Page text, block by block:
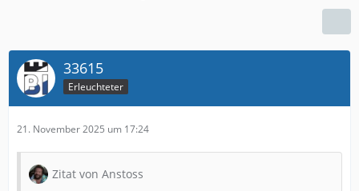
33615
Erleuchteter
21. November 2025 um 17:24
Zitat von Anstoss